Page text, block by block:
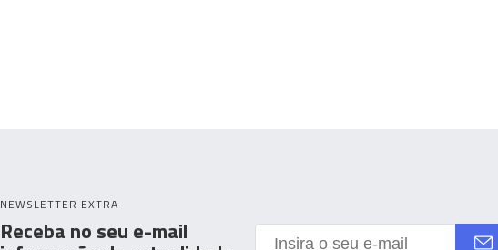
NEWSLETTER EXTRA
Receba no seu e-mail